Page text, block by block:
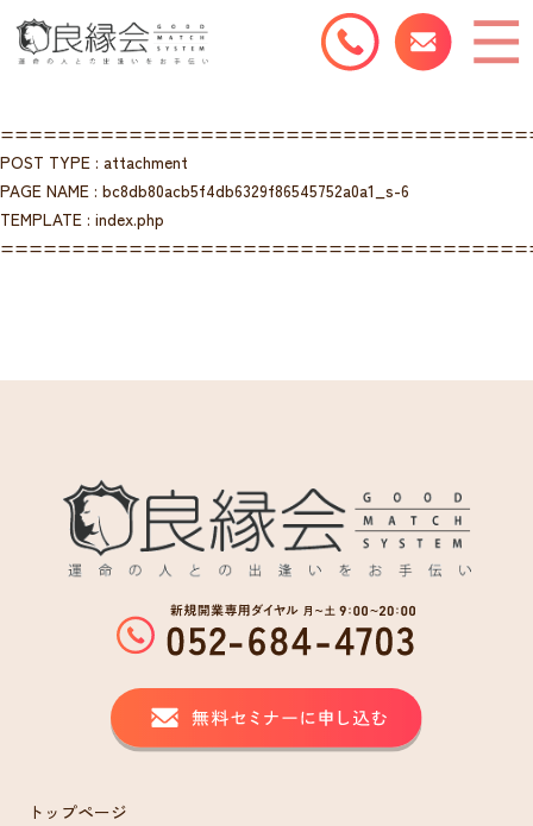
POST TYPE : attachment
PAGE NAME : bc8db80acb5f4db6329f86545752a0a1_s-6
TEMPLATE : index.php
トップページ